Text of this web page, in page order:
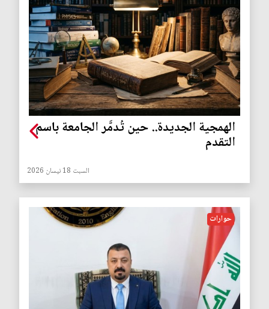
الهمجية الجديدة.. حين تُدمَّر الجامعة باسم
التقدم
السبت 18 نيسان 2026
حوارات